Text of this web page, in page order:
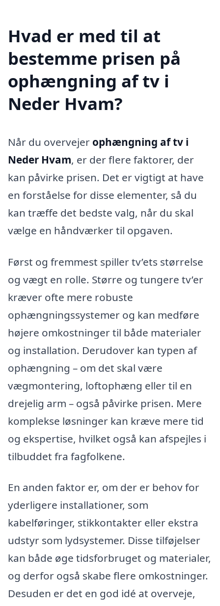
Hvad er med til at
bestemme prisen på
ophængning af tv i
Neder Hvam?
Når du overvejer ophængning af tv i
Neder Hvam, er der flere faktorer, der
kan påvirke prisen. Det er vigtigt at have
en forståelse for disse elementer, så du
kan træffe det bedste valg, når du skal
vælge en håndværker til opgaven.
Først og fremmest spiller tv’ets størrelse
og vægt en rolle. Større og tungere tv’er
kræver ofte mere robuste
ophængningssystemer og kan medføre
højere omkostninger til både materialer
og installation. Derudover kan typen af
ophængning – om det skal være
vægmontering, loftophæng eller til en
drejelig arm – også påvirke prisen. Mere
komplekse løsninger kan kræve mere tid
og ekspertise, hvilket også kan afspejles i
tilbuddet fra fagfolkene.
En anden faktor er, om der er behov for
yderligere installationer, som
kabelføringer, stikkontakter eller ekstra
udstyr som lydsystemer. Disse tilføjelser
kan både øge tidsforbruget og materialer,
og derfor også skabe flere omkostninger.
Desuden er det en god idé at overveje,